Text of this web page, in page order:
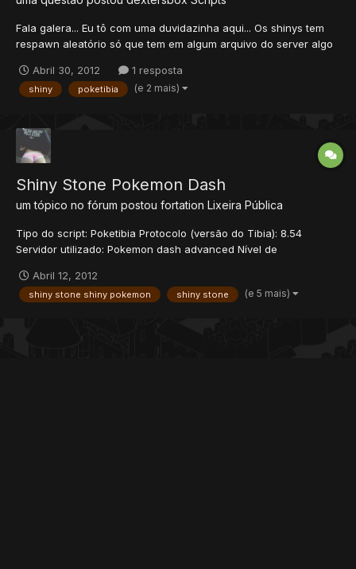
Fala galera... Eu tô com uma duvidazinha aqui... Os shinys tem
respawn aleatório só que tem em algum arquivo do server algo
magikarp... Senao iria virar qualquer shiny...Queria saber que
arquivo é esse. Obrigado.
Abril 30, 2012 1 resposta
shiny poketibia (e 2 mais)
Shiny Stone Pokemon Dash
um tópico no fórum postou fortation Lixeira Pública
Tipo do script: Poketibia Protocolo (versão do Tibia): 8.54
Servidor utilizado: Pokemon dash advanced Nível de
TENTEI CRIAR UM EU CRIEI MAIS NA HORA QUE EU COLOCO LA
NO POKEMON DA CERTO MAIS QUANDO DESLOGA ELE VOLTA
Abril 12, 2012
shiny stone shiny pokemon shiny stone (e 5 mais)